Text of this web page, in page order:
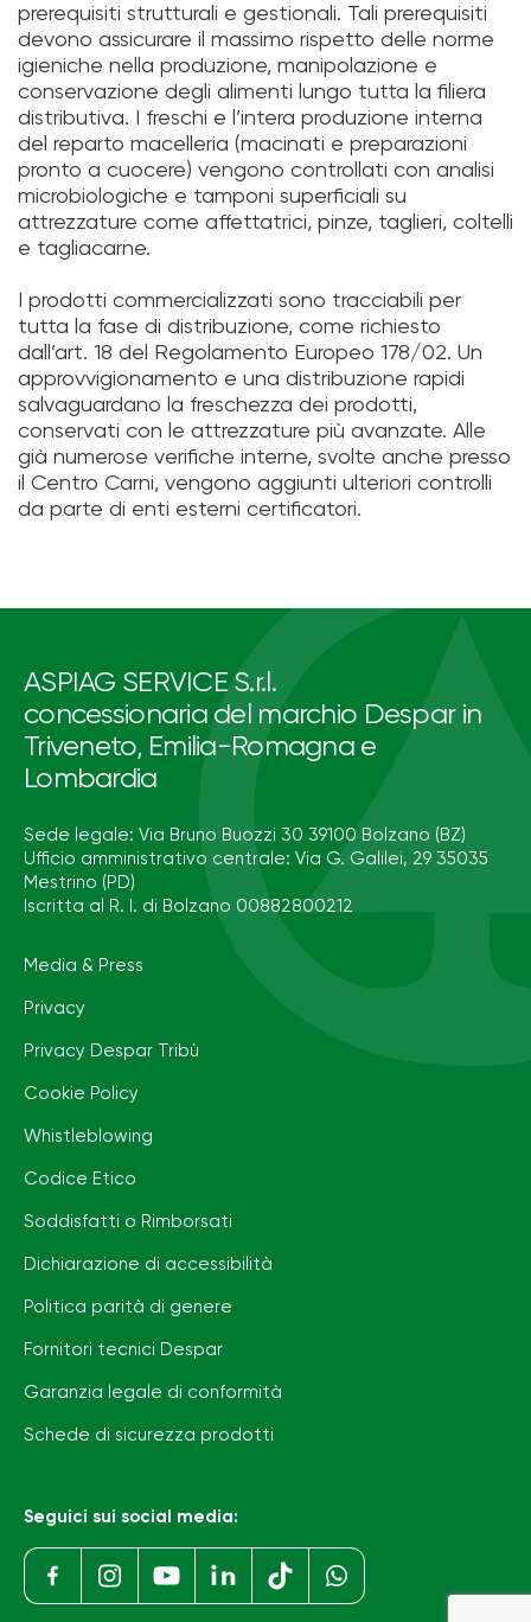
prerequisiti strutturali e gestionali. Tali prerequisiti
devono assicurare il massimo rispetto delle norme
igieniche nella produzione, manipolazione e
conservazione degli alimenti lungo tutta la filiera
distributiva. I freschi e l’intera produzione interna
del reparto macelleria (macinati e preparazioni
pronto a cuocere) vengono controllati con analisi
microbiologiche e tamponi superficiali su
attrezzature come affettatrici, pinze, taglieri, coltelli
e tagliacarne.
I prodotti commercializzati sono tracciabili per
tutta la fase di distribuzione, come richiesto
dall’art. 18 del Regolamento Europeo 178/02. Un
approvvigionamento e una distribuzione rapidi
salvaguardano la freschezza dei prodotti,
conservati con le attrezzature più avanzate. Alle
già numerose verifiche interne, svolte anche presso
il Centro Carni, vengono aggiunti ulteriori controlli
da parte di enti esterni certificatori.
ASPIAG SERVICE S.r.l.
concessionaria del marchio Despar in
Triveneto, Emilia-Romagna e
Lombardia
Sede legale: Via Bruno Buozzi 30 39100 Bolzano (BZ)
Ufficio amministrativo centrale: Via G. Galilei, 29 35035
Mestrino (PD)
Iscritta al R. I. di Bolzano 00882800212
Media & Press
Privacy
Privacy Despar Tribù
Cookie Policy
Whistleblowing
Codice Etico
Soddisfatti o Rimborsati
Dichiarazione di accessibilità
Politica parità di genere
Fornitori tecnici Despar
Garanzia legale di conformità
Schede di sicurezza prodotti
Seguici sui social media: